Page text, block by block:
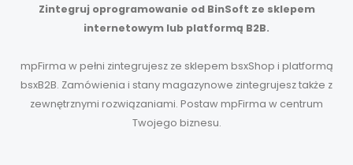
Zintegruj oprogramowanie od BinSoft ze sklepem
internetowym lub platformą B2B.
mpFirma w pełni zintegrujesz ze sklepem bsxShop i platformą
bsxB2B. Zamówienia i stany magazynowe zintegrujesz także z
zewnętrznymi rozwiązaniami. Postaw mpFirma w centrum
Twojego biznesu.